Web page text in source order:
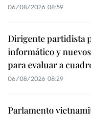
06/08/2026 08:59
Dirigente partidista
informático y
para evaluar a
06/08/2026 08:29
Parlamento